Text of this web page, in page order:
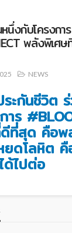
นึ่งกับโครงการ
พลังพิเศ
NEWS
ระกันชีวิต
าร
ที่สุด คือพ
หยดโลหิต
ด้ไปต่อ